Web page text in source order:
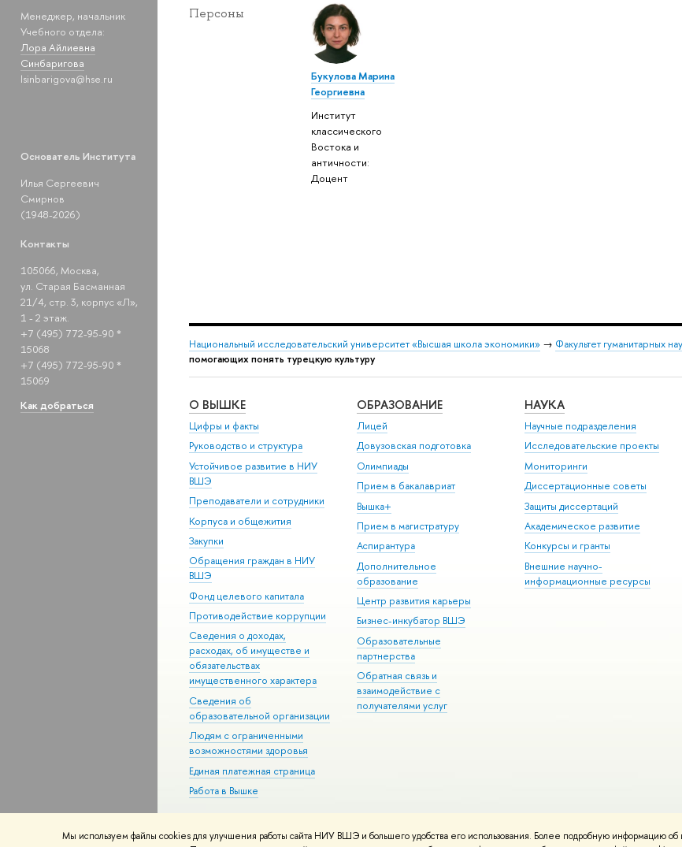
Мы используем файлы cookies для улучшения работы сайта НИУ ВШЭ и большего удобства его использования. Более подробную информацию об
Менеджер, начальник
Учебного отдела:
Лора Айлиевна
Синбаригова
lsinbarigova@hse.ru
Основатель Института
Илья Сергеевич
Смирнов
(1948-2026)
Контакты
105066, Москва,
ул. Старая Басманная
21/4, стр. 3, корпус «Л»,
1 - 2 этаж.
+7 (495) 772-95-90 *
15068
+7 (495) 772-95-90 *
15069
Как добраться
Персоны
Букулова Марина
Георгиевна
Институт
классического
Востока и
античности:
Доцент
Национальный исследовательский университет «Высшая школа экономики» → Факультет гуманитарных
помогающих понять турецкую культуру
О ВЫШКЕ
Цифры и факты
Руководство и структура
Устойчивое развитие в НИУ
ВШЭ
Преподаватели и сотрудники
Корпуса и общежития
Закупки
Обращения граждан в НИУ
ВШЭ
Фонд целевого капитала
Противодействие коррупции
Сведения о доходах,
расходах, об имуществе и
обязательствах
имущественного характера
Сведения об
образовательной организации
Людям с ограниченными
возможностями здоровья
Единая платежная страница
Работа в Вышке
ОБРАЗОВАНИЕ
Лицей
Довузовская подготовка
Олимпиады
Прием в бакалавриат
Вышка+
Прием в магистратуру
Аспирантура
Дополнительное
образование
Центр развития карьеры
Бизнес-инкубатор ВШЭ
Образовательные
партнерства
Обратная связь и
взаимодействие с
получателями услуг
НАУКА
Научные подразделения
Исследовательские проекты
Мониторинги
Диссертационные советы
Защиты диссертаций
Академическое развитие
Конкурсы и гранты
Внешние научно-
информационные ресурсы
© НИУ ВШЭ 1993–2026 Адреса и контакты Условия использования материалов Политика